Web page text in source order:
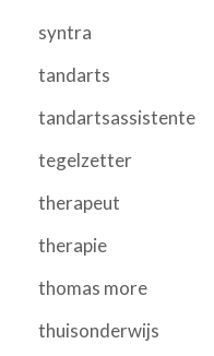
syntra
tandarts
tandartsassistente
tegelzetter
therapeut
therapie
thomas more
thuisonderwijs